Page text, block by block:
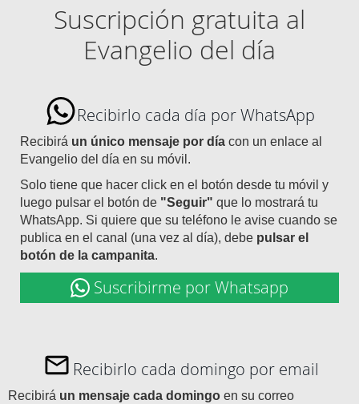
Suscripción gratuita al
Evangelio del día
Recibirlo cada día por WhatsApp
Recibirá un único mensaje por día con un enlace al
Evangelio del día en su móvil.
Solo tiene que hacer click en el botón desde tu móvil y
luego pulsar el botón de "Seguir" que lo mostrará tu
WhatsApp. Si quiere que su teléfono le avise cuando se
publica en el canal (una vez al día), debe pulsar el
botón de la campanita.
Suscribirme por Whatsapp
Recibirlo cada domingo por email
Recibirá un mensaje cada domingo en su correo